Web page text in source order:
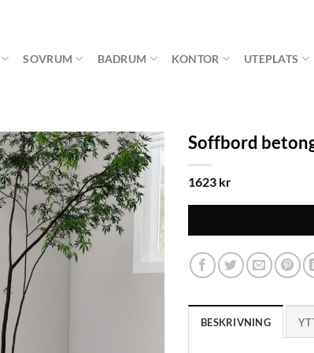
SOVRUM BADRUM KONTOR UTEPLATS
Soffbord
1623 kr
BESKRIVNING